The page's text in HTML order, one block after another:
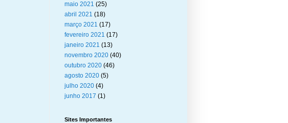
maio 2021 (25)
abril 2021 (18)
março 2021 (17)
fevereiro 2021 (17)
janeiro 2021 (13)
novembro 2020 (40)
outubro 2020 (46)
agosto 2020 (5)
julho 2020 (4)
junho 2017 (1)
Sites Importantes